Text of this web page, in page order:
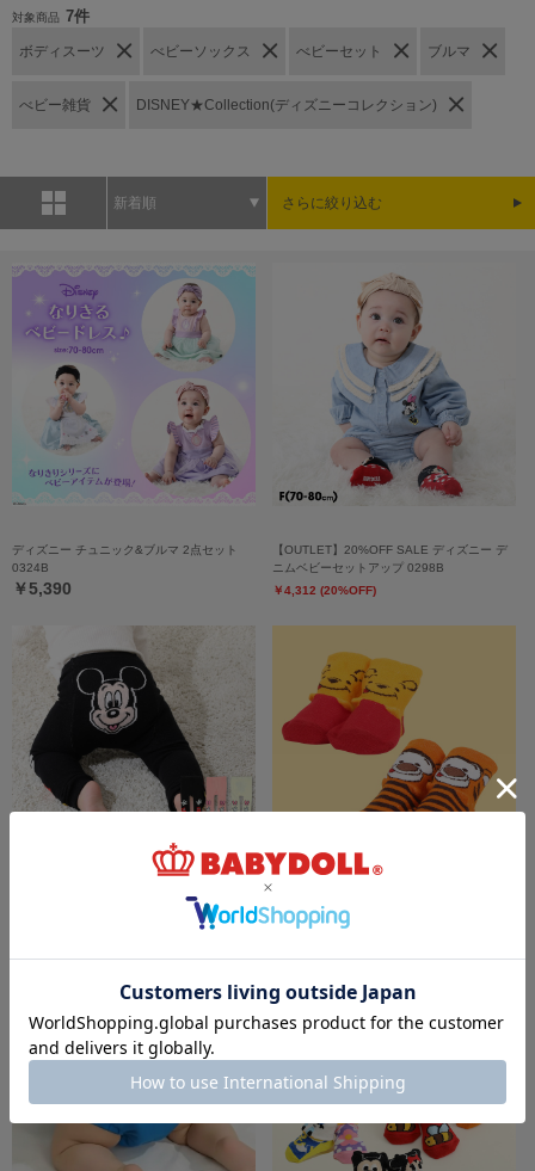
対象商品 7件
ボディスーツ べビーソックス べビーセット ブルマ
べビー雑貨 DISNEY★Collection(ディズニーコレクション)
新着順 さらに絞り込む
ディズニー チュニック&ブルマ 2点セット
0324B
￥5,390
【OUTLET】20%OFF SALE ディズニー デ
ニムベビーセットアップ 0298B
￥4,312 (20%OFF)
ディズニー おしりキャラクターべビータイツ
4/8一部再販 ディズニー ベビーソックス
8592